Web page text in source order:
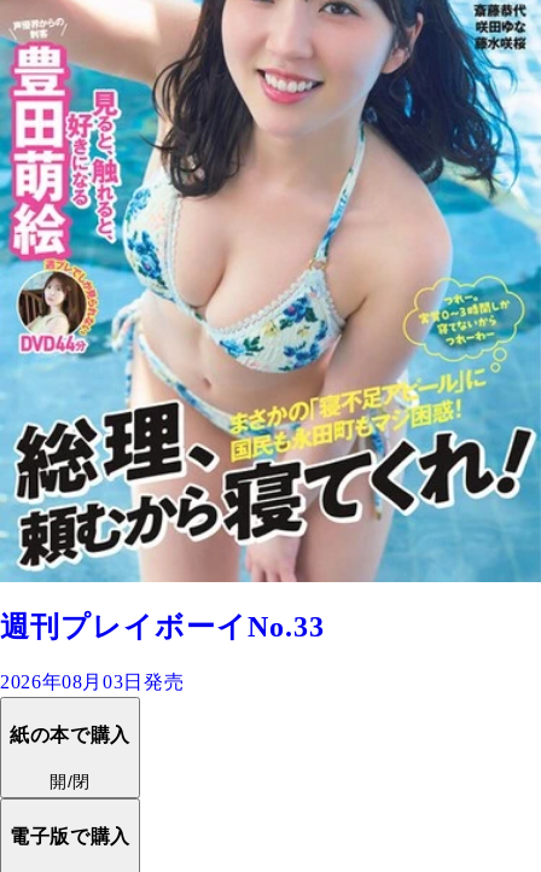
週刊プレイボーイNo.33
2026年08月03日発売
紙の本で購入
開/閉
電子版で購入